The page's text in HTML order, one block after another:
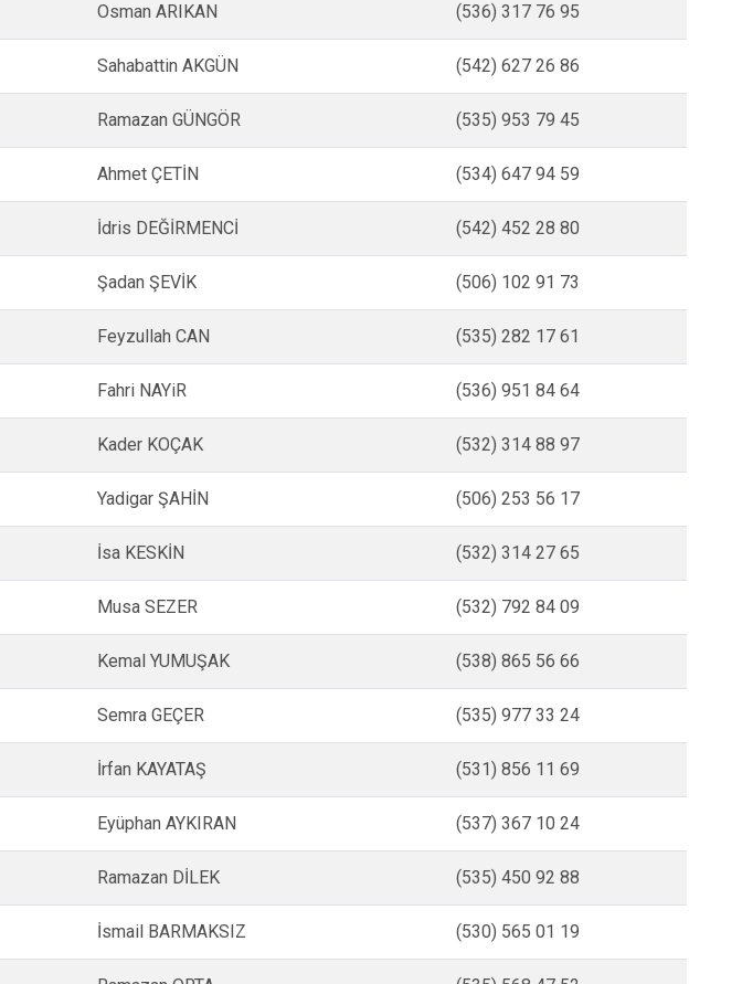
Osman ARIKAN (536) 317 76 95
Sahabattin AKGÜN (542) 627 26 86
Ramazan GÜNGÖR (535) 953 79 45
Ahmet ÇETİN (534) 647 94 59
İdris DEĞİRMENCİ (542) 452 28 80
Şadan ŞEVİK (506) 102 91 73
Feyzullah CAN (535) 282 17 61
Fahri NAYiR (536) 951 84 64
Kader KOÇAK (532) 314 88 97
Yadigar ŞAHİN (506) 253 56 17
İsa KESKİN (532) 314 27 65
Musa SEZER (532) 792 84 09
Kemal YUMUŞAK (538) 865 56 66
Semra GEÇER (535) 977 33 24
İrfan KAYATAŞ (531) 856 11 69
Eyüphan AYKIRAN (537) 367 10 24
Ramazan DİLEK (535) 450 92 88
İsmail BARMAKSIZ (530) 565 01 19